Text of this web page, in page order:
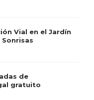
Vial en el Jardín
Sonrisas
de
gratuito